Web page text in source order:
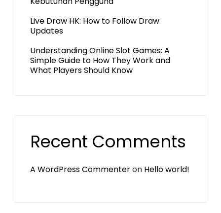
Live Draw HK: How to Follow Draw
Updates
Understanding Online Slot Games: A
Simple Guide to How They Work and
What Players Should Know
Recent Comments
A WordPress Commenteron Hello world!